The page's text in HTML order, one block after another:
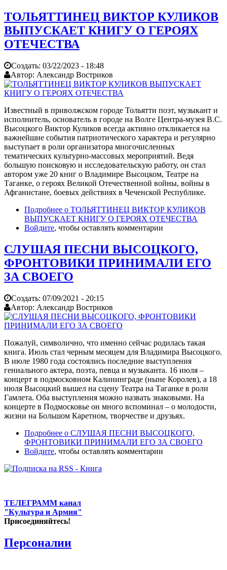
ТОЛЬЯТТИНЕЦ ВИКТОР КУЛИКОВ
ВЫПУСКАЕТ КНИГУ О ГЕРОЯХ
ОТЕЧЕСТВА
Создать: 03/22/2023 - 18:48
Автор: Александр Востриков
Известный в приволжском городе Тольятти поэт, музыкант и
исполнитель, основатель в городе на Волге Центра-музея В.С.
Высоцкого Виктор Куликов всегда активно откликается на
важнейшие события патриотического характера и регулярно
выступает в роли организатора многочисленных
тематических культурно-массовых мероприятий. Ведя
большую поисковую и исследовательскую работу, он стал
автором уже 20 книг о Владимире Высоцком, Театре на
Таганке, о героях Великой Отечественной войны, войны в
Афганистане, боевых действиях в Чеченской Республике.
Подробнее о ТОЛЬЯТТИНЕЦ ВИКТОР КУЛИКОВ
ВЫПУСКАЕТ КНИГУ О ГЕРОЯХ ОТЕЧЕСТВА
Войдите, чтобы оставлять комментарии
СЛУШАЯ ПЕСНИ ВЫСОЦКОГО,
ФРОНТОВИКИ ПРИНИМАЛИ ЕГО
ЗА СВОЕГО
Создать: 07/09/2021 - 20:15
Автор: Александр Востриков
Пожалуй, символично, что именно сейчас родилась такая
книга. Июль стал черным месяцем для Владимира Высоцкого.
В июле 1980 года состоялись последние выступления
гениального актера, поэта, певца и музыканта. 16 июля –
концерт в подмосковном Калининграде (ныне Королев), а 18
июля Высоцкий вышел на сцену Театра на Таганке в роли
Гамлета. Оба выступления можно назвать знаковыми. На
концерте в Подмосковье он много вспоминал – о молодости,
жизни на Большом Каретном, творчестве и друзьях.
Подробнее о СЛУШАЯ ПЕСНИ ВЫСОЦКОГО,
ФРОНТОВИКИ ПРИНИМАЛИ ЕГО ЗА СВОЕГО
Войдите, чтобы оставлять комментарии
ТЕЛЕГРАММ канал
"Культура и Армия"
Присоединяйтесь!
Персоналии